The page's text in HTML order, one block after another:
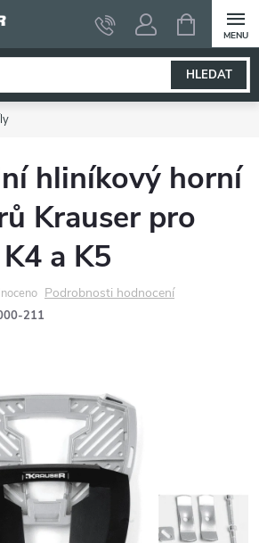
HLEDAT
NÁKUPNÍ
KOŠÍK
hliníkový horní
Krauser pro
a K5
Podrobnosti hodnocení
211